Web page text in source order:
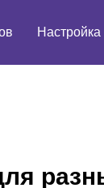
Настройка